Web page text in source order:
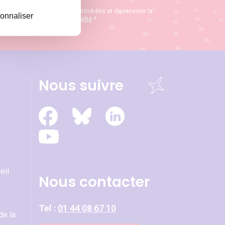
que mes données soient stockées et de recevoir la
:politique de confidentialité *
la
Nous suivre
Nous contacter
Tel : 01 44 08 67 10